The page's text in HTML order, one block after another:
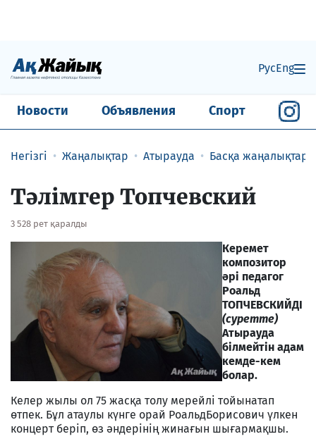
РусEng
Новости Объявления Спорт
Негізгі Жаңалықтар Атырауда Басқа жаңалықтар
Тәлімгер Топчевский
3 528 рет қаралды
Керемет
композитор
әрі педагог
Роальд
ТОПЧЕВСКИЙДІ
(суретте)
Атырауда
білмейтін адам
кемде-кем
болар.
Келер жылы ол 75 жасқа толу мерейлі тойынатап
өтпек. Бұл атаулы күнге орай РоальдБорисович үлкен
концерт беріп, өз әндерінің жинағын шығармақшы.